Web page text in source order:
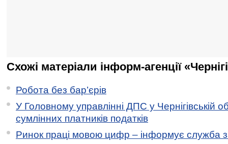
Схожі матеріали інформ-агенції
Робота без бар’єрів
У Головному управлінні ДПС у Чернігівській
сумлінних платників податків
Ринок праці мовою цифр – інформує служба